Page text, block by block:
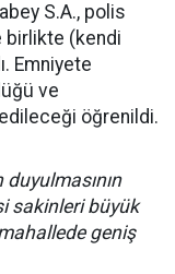
S.A., polis
birlikte (kendi
Emniyete
ve
öğrenildi.
duyulmasının
sakinleri büyük
geniş